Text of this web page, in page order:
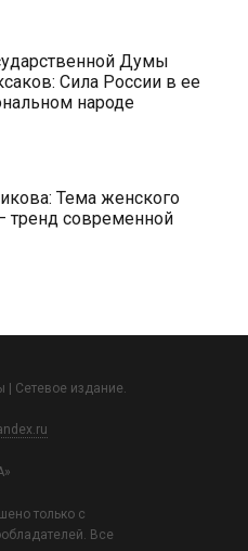
Думы
Сила России в ее
народе
Тема женского
тренд современной
| Сетевое издание.
только с
Все